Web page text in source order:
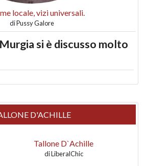
locale, vizi universali.
diPussy Galore
si è discusso molto
D'ACHILLE
Tallone D`Achille
diLiberalChic